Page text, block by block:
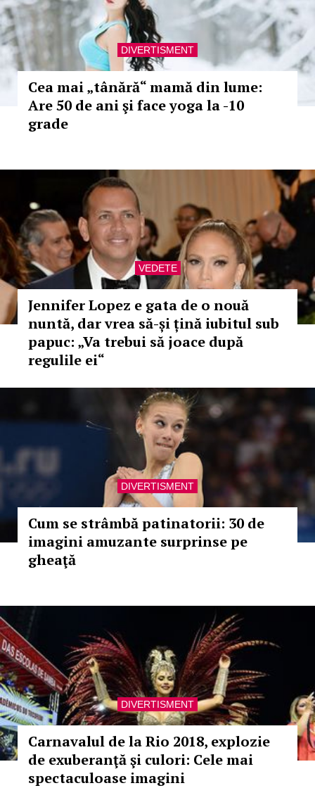
DIVERTISMENT
Cea mai „tânără“ mamă din lume:
Are 50 de ani şi face yoga la -10
grade
VEDETE
Jennifer Lopez e gata de o nouă
nuntă, dar vrea să-și țină iubitul sub
papuc: „Va trebui să joace după
regulile ei“
DIVERTISMENT
Cum se strâmbă patinatorii: 30 de
imagini amuzante surprinse pe
gheaţă
DIVERTISMENT
Carnavalul de la Rio 2018, explozie
de exuberanţă şi culori: Cele mai
spectaculoase imagini